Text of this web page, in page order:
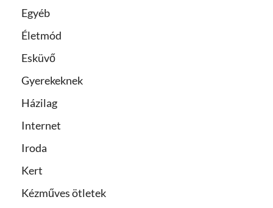
Egyéb
Életmód
Esküvő
Gyerekeknek
Házilag
Internet
Iroda
Kert
Kézműves ötletek